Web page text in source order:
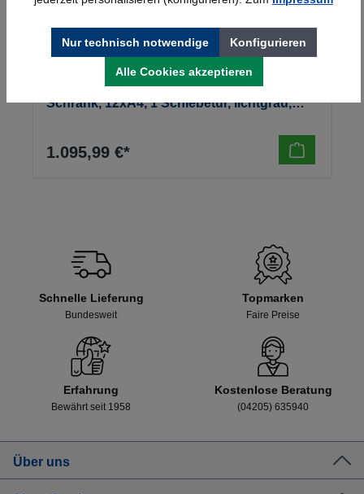
Kerkmann Prospekt- u. Zeitschriften-
Schrank, 12xA4, 1 Schiebetür, lichtgrau,
1.095,99 €*
Schnelle Lieferung
Bundesweit
Topmarken
Faire Preise
Erfahrung
Bewährt seit 1958
Kostenlose Beratung
(04205) 635940
Über uns
Nur technisch notwendige Konfigurieren
Alle Cookies akzeptieren